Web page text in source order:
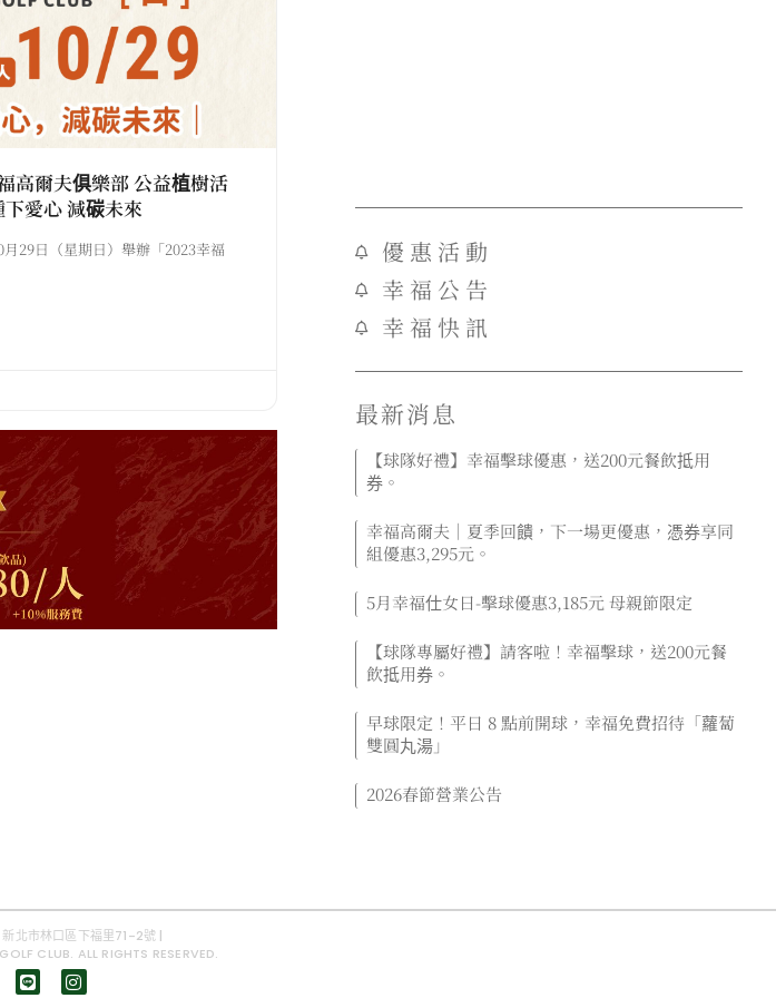
高爾夫俱樂部 公益植樹活
愛心 減碳未來
29日（星期日）舉辦「2023幸福
優惠活動
幸福公告
幸福快訊
最新消息
【球隊好禮】幸福擊球優惠，送200元餐飲抵用
券。
幸福高爾夫｜夏季回饋，下一場更優惠，憑券享同
組優惠3,295元。
5月幸福仕女日-擊球優惠3,185元 母親節限定
【球隊專屬好禮】請客啦！幸福擊球，送200元餐
飲抵用券。
早球限定！平日 8 點前開球，幸福免費招待「蘿蔔
雙圓丸湯」
2026春節營業公告
北市林口區下福里71-2號 |
CLUB. ALL RIGHTS RESERVED.